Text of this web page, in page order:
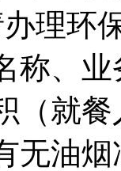
理环
称、
（就
无油